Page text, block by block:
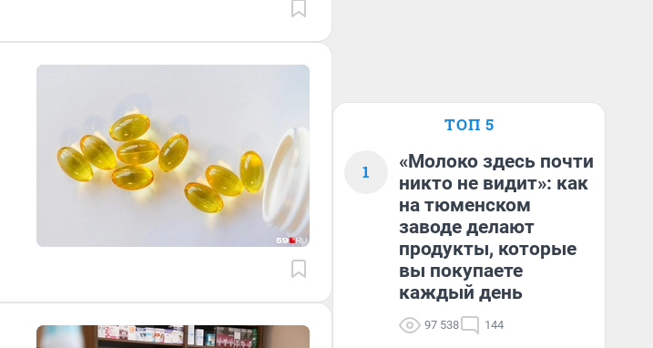
ТОП 5
1
«Молоко здесь почти
никто не видит»: как
на тюменском
заводе делают
продукты, которые
вы покупаете
каждый день
97 538 144